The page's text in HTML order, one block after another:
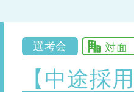
選考会 対面
【中途採